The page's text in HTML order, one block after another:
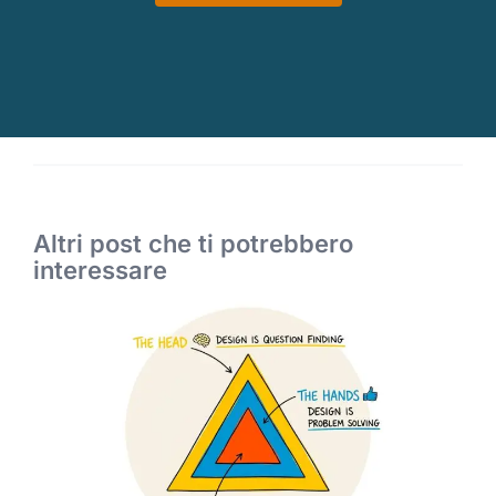
Altri post che ti potrebbero
interessare